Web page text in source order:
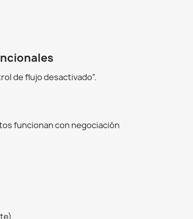
de flujo desactivado”.
funcionan con negociación